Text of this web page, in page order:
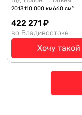
2013110 000 км660 см³
422 271 ₽
во Владивостоке
Хочу такой